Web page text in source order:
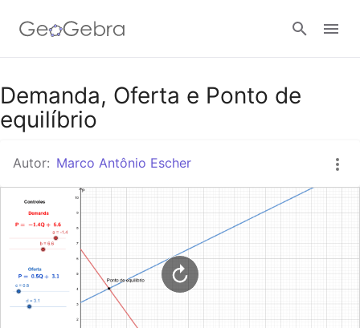
Google Classroom
Demanda, Oferta e Ponto de
equilíbrio
Autor: Marco Antônio Escher